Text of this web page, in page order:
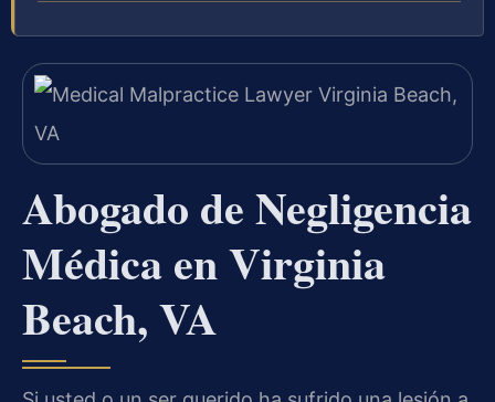
Abogado de Negligencia
Médica en Virginia
Beach, VA